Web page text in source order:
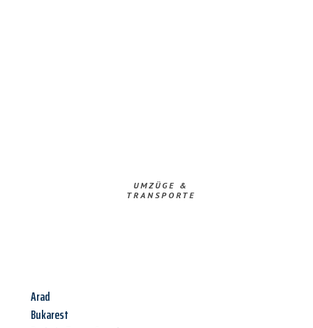
UMZÜGE &
TRANSPORTE
Arad
Bukarest